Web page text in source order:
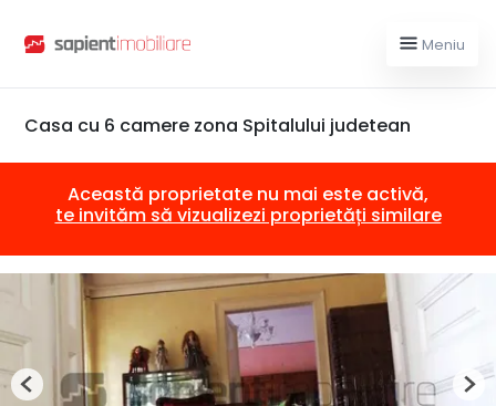
Meniu
Casa cu 6 camere zona Spitalului judetean
Această proprietate nu mai este activă,
te invităm să vizualizezi proprietăți similare
Previous